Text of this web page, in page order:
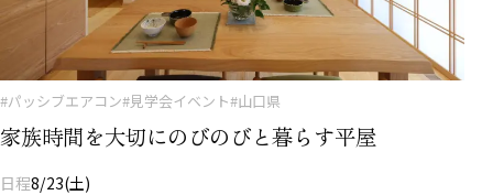
#パッシブエアコン#見学会イベント#山口県
家族時間を大切にのびのびと暮らす平屋
日程8/23(土)